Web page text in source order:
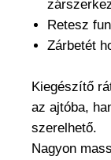
Retesz
Zárbetét
Kiegészítő
az ajtóba,
szerelhető.
Nagyon